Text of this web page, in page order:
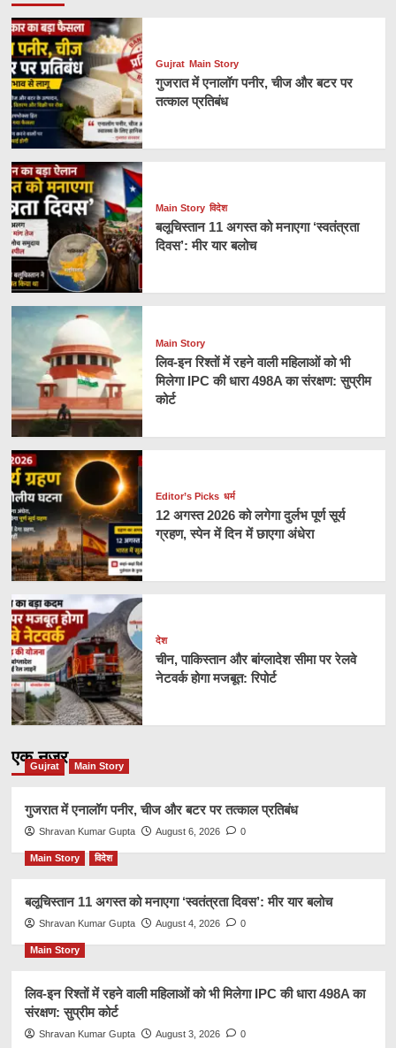
Gujrat Main Story
गुजरात में एनालॉग पनीर, चीज और बटर पर
तत्काल प्रतिबंध
Main Story विदेश
बलूचिस्तान 11 अगस्त को मनाएगा ‘स्वतंत्रता
दिवस’: मीर यार बलोच
Main Story
लिव-इन रिश्तों में रहने वाली महिलाओं को भी
मिलेगा IPC की धारा 498A का संरक्षण: सुप्रीम
कोर्ट
Editor’s Picks धर्म
12 अगस्त 2026 को लगेगा दुर्लभ पूर्ण सूर्य
ग्रहण, स्पेन में दिन में छाएगा अंधेरा
देश
चीन, पाकिस्तान और बांग्लादेश सीमा पर रेलवे
नेटवर्क होगा मजबूत: रिपोर्ट
एक नज़र
Gujrat Main Story
गुजरात में एनालॉग पनीर, चीज और बटर पर तत्काल प्रतिबंध
Shravan Kumar Gupta August 6, 2026 0
Main Story विदेश
बलूचिस्तान 11 अगस्त को मनाएगा ‘स्वतंत्रता दिवस’: मीर यार बलोच
Shravan Kumar Gupta August 4, 2026 0
Main Story
लिव-इन रिश्तों में रहने वाली महिलाओं को भी मिलेगा IPC की धारा 498A का
संरक्षण: सुप्रीम कोर्ट
Shravan Kumar Gupta August 3, 2026 0